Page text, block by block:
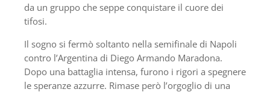
da un gruppo che seppe conquistare il cuore dei
tifosi.
Il sogno si fermò soltanto nella semifinale di Napoli
contro l’Argentina di Diego Armando Maradona.
Dopo una battaglia intensa, furono i rigori a spegnere
le speranze azzurre. Rimase però l’orgoglio di una